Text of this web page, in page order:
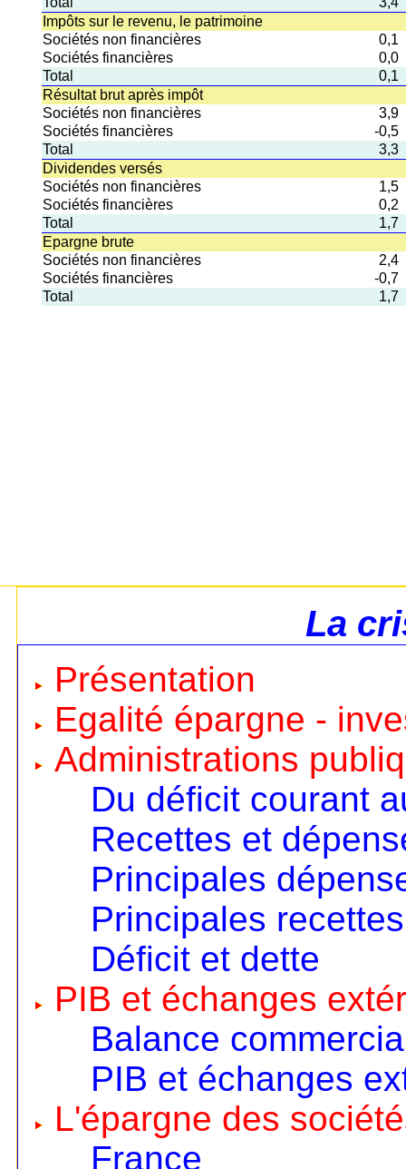
Impôts sur le revenu, le patrimoine
Sociétés non financières
0,1
Sociétés financières
0,0
Total
0,1
Résultat brut après impôt
Sociétés non financières
3,9
Sociétés financières
-0,5
Total
3,3
Dividendes versés
Sociétés non financières
1,5
Sociétés financières
0,2
Total
1,7
Epargne brute
Sociétés non financières
2,4
Sociétés financières
-0,7
Total
1,7
La
Présentation
Egalité épargne -
Administrations
Du déficit courant
Recettes et
Principales
Principales recettes
Déficit et dette
PIB et échanges
Balance
PIB et échanges
L'épargne des
France